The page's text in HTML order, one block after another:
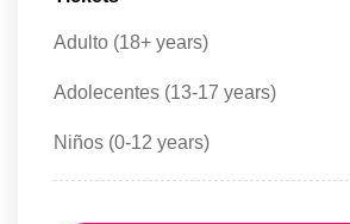
Adulto (18+ years)
Adolecentes (13-17 years)
Niños (0-12 years)